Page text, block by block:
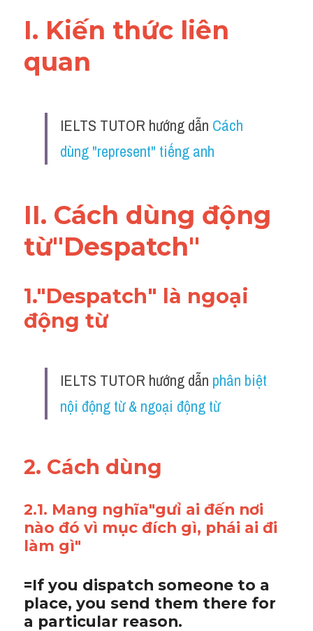
I. Kiến thức liên
quan
IELTS TUTOR hướng dẫn Cách
dùng "represent" tiếng anh
II. Cách dùng động
từ"Despatch"
1."Despatch" là ngoại
động từ
IELTS TUTOR hướng dẫn phân biệt
nội động từ & ngoại động từ
2. Cách dùng
2.1. Mang nghĩa"gưỉ ai đến nơi
nào đó vì mục đích gì, phái ai đi
làm gì"
=If you dispatch someone to a
place, you send them there for
a particular reason.